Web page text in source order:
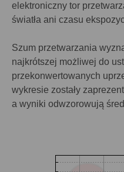
elektroniczny tor
światła ani czasu
Szum przetwarzania
najkrótszej możliwej do
przekonwertowanych
wykresie zostały
a wyniki odwzorowują